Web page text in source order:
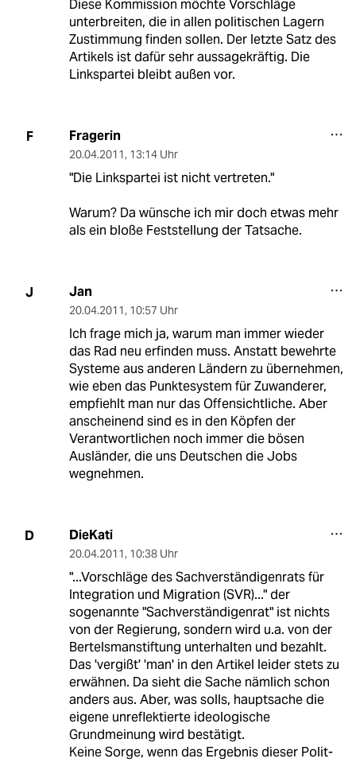
Diese Kommission möchte Vorschläge
unterbreiten, die in allen politischen Lagern
Zustimmung finden sollen. Der letzte Satz des
Artikels ist dafür sehr aussagekräftig. Die
Linkspartei bleibt außen vor.
F Fragerin
20.04.2011, 13:14 Uhr
"Die Linkspartei ist nicht vertreten."
Warum? Da wünsche ich mir doch etwas mehr
als ein bloße Feststellung der Tatsache.
J Jan
20.04.2011, 10:57 Uhr
Ich frage mich ja, warum man immer wieder
das Rad neu erfinden muss. Anstatt bewehrte
Systeme aus anderen Ländern zu übernehmen,
wie eben das Punktesystem für Zuwanderer,
empfiehlt man nur das Offensichtliche. Aber
anscheinend sind es in den Köpfen der
Verantwortlichen noch immer die bösen
Ausländer, die uns Deutschen die Jobs
wegnehmen.
D DieKati
20.04.2011, 10:38 Uhr
"...Vorschläge des Sachverständigenrats für
Integration und Migration (SVR)..." der
sogenannte "Sachverständigenrat" ist nichts
von der Regierung, sondern wird u.a. von der
Bertelsmanstiftung unterhalten und bezahlt.
Das 'vergißt' 'man' in den Artikel leider stets zu
erwähnen. Da sieht die Sache nämlich schon
anders aus. Aber, was solls, hauptsache die
eigene unreflektierte ideologische
Grundmeinung wird bestätigt.
Keine Sorge, wenn das Ergebnis dieser Polit-